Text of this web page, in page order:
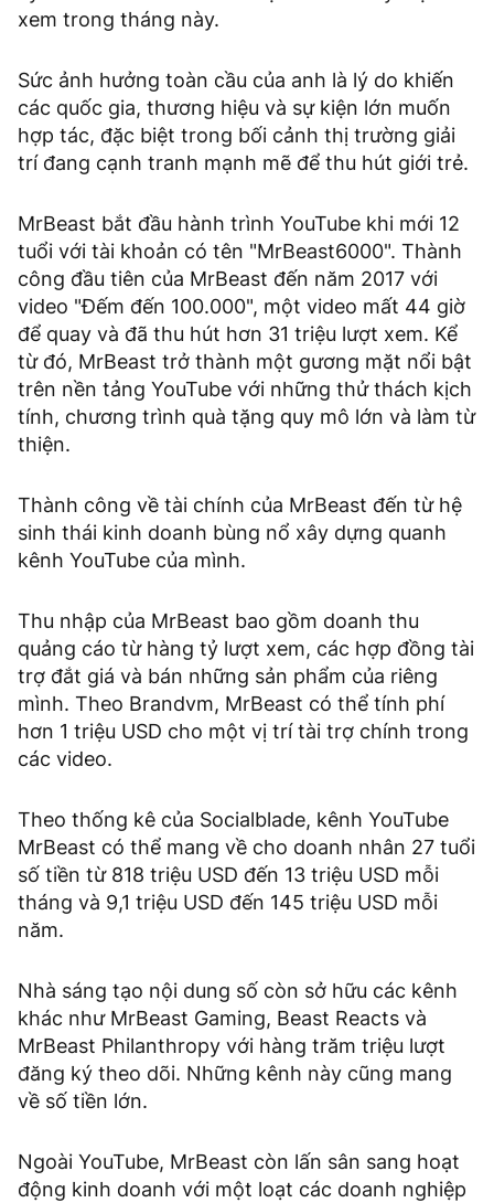
xem trong tháng này.
Sức ảnh hưởng toàn cầu của anh là lý do khiến
các quốc gia, thương hiệu và sự kiện lớn muốn
hợp tác, đặc biệt trong bối cảnh thị trường giải
trí đang cạnh tranh mạnh mẽ để thu hút giới trẻ.
MrBeast bắt đầu hành trình YouTube khi mới 12
tuổi với tài khoản có tên "MrBeast6000". Thành
công đầu tiên của MrBeast đến năm 2017 với
video "Đếm đến 100.000", một video mất 44 giờ
để quay và đã thu hút hơn 31 triệu lượt xem. Kể
từ đó, MrBeast trở thành một gương mặt nổi bật
trên nền tảng YouTube với những thử thách kịch
tính, chương trình quà tặng quy mô lớn và làm từ
thiện.
Thành công về tài chính của MrBeast đến từ hệ
sinh thái kinh doanh bùng nổ xây dựng quanh
kênh YouTube của mình.
Thu nhập của MrBeast bao gồm doanh thu
quảng cáo từ hàng tỷ lượt xem, các hợp đồng tài
trợ đắt giá và bán những sản phẩm của riêng
mình. Theo Brandvm, MrBeast có thể tính phí
hơn 1 triệu USD cho một vị trí tài trợ chính trong
các video.
Theo thống kê của Socialblade, kênh YouTube
MrBeast có thể mang về cho doanh nhân 27 tuổi
số tiền từ 818 triệu USD đến 13 triệu USD mỗi
tháng và 9,1 triệu USD đến 145 triệu USD mỗi
năm.
Nhà sáng tạo nội dung số còn sở hữu các kênh
khác như MrBeast Gaming, Beast Reacts và
MrBeast Philanthropy với hàng trăm triệu lượt
đăng ký theo dõi. Những kênh này cũng mang
về số tiền lớn.
Ngoài YouTube, MrBeast còn lấn sân sang hoạt
động kinh doanh với một loạt các doanh nghiệp